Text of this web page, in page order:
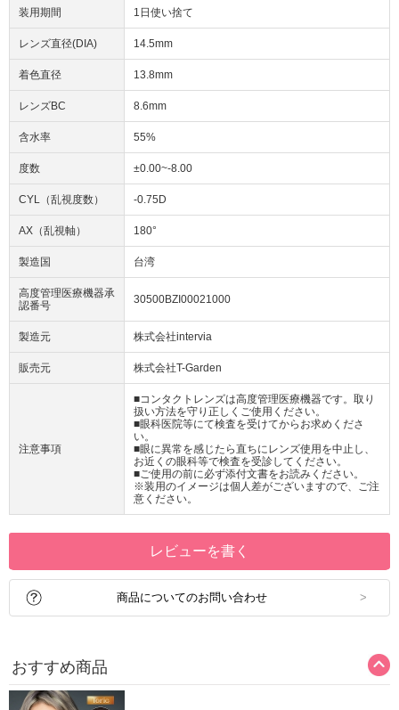
装用期間 1日使い捨て
レンズ直径(DIA) 14.5mm
着色直径 13.8mm
レンズBC 8.6mm
含水率 55%
度数 ±0.00~-8.00
CYL（乱視度数） -0.75D
AX（乱視軸） 180°
製造国 台湾
高度管理医療機器承
認番号
30500BZI00021000
製造元 株式会社intervia
販売元 株式会社T-Garden
注意事項
■コンタクトレンズは高度管理医療機器です。取り
扱い方法を守り正しくご使用ください。
■眼科医院等にて検査を受けてからお求めくださ
い。
■眼に異常を感じたら直ちにレンズ使用を中止し、
お近くの眼科等で検査を受診してください。
■ご使用の前に必ず添付文書をお読みください。
※装用のイメージは個人差がございますので、ご注
意ください。
レビューを書く
商品についてのお問い合わせ
おすすめ商品